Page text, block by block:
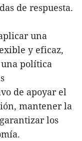
de respuesta.
una
y eficaz,
política
de apoyar el
mantener la
los